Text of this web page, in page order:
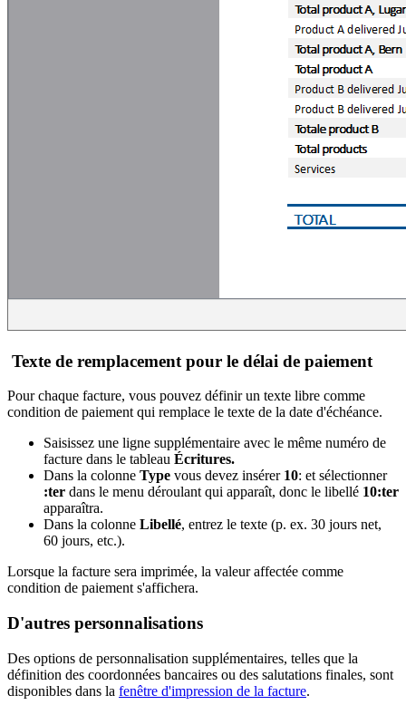
Texte de remplacement pour le délai de paiement
Pour chaque facture, vous pouvez définir un texte libre comme
condition de paiement qui remplace le texte de la date d'échéance.
Saisissez une ligne supplémentaire avec le même numéro de
facture dans le tableau Écritures.
Dans la colonne Type vous devez insérer 10: et sélectionner
:ter dans le menu déroulant qui apparaît, donc le libellé 10:ter
apparaîtra.
Dans la colonne Libellé, entrez le texte (p. ex. 30 jours net,
60 jours, etc.).
Lorsque la facture sera imprimée, la valeur affectée comme
condition de paiement s'affichera.
D'autres personnalisations
Des options de personnalisation supplémentaires, telles que la
définition des coordonnées bancaires ou des salutations finales, sont
disponibles dans la fenêtre d'impression de la facture.